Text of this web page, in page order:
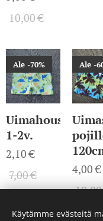
10,00€
Uimahousut
1-2v.
Ale -70%
2,10€
7,00€
Ale -
4,00€
10,00
Käytämme evästeitä